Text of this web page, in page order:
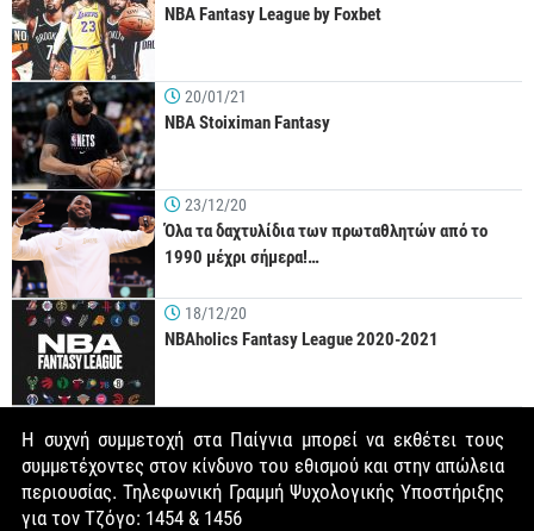
NBA Fantasy League by Foxbet
20/01/21
NBA Stoiximan Fantasy
23/12/20
Όλα τα δαχτυλίδια των πρωταθλητών από το
1990 μέχρι σήμερα!…
18/12/20
NBAholics Fantasy League 2020-2021
Η συχνή συμμετοχή στα Παίγνια μπορεί να εκθέτει τους
συμμετέχοντες στον κίνδυνο του εθισμού και στην απώλεια
περιουσίας. Τηλεφωνική Γραμμή Ψυχολογικής Υποστήριξης
για τον Τζόγο: 1454 & 1456